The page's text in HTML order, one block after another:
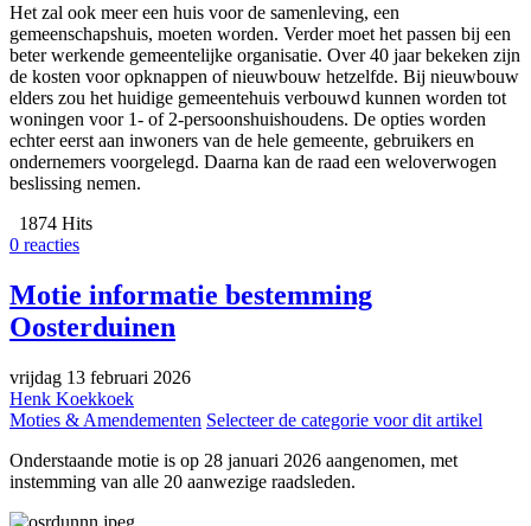
Het zal ook meer een huis voor de samenleving, een
gemeenschapshuis, moeten worden. Verder moet het passen bij een
beter werkende gemeentelijke organisatie. Over 40 jaar bekeken zijn
de kosten voor opknappen of nieuwbouw hetzelfde. Bij nieuwbouw
elders zou het huidige gemeentehuis verbouwd kunnen worden tot
woningen voor 1- of 2-persoonshuishoudens. De opties worden
echter eerst aan inwoners van de hele gemeente, gebruikers en
ondernemers voorgelegd. Daarna kan de raad een weloverwogen
beslissing nemen.
1874 Hits
0 reacties
Motie informatie bestemming
Oosterduinen
vrijdag 13 februari 2026
Henk Koekkoek
Moties & Amendementen Selecteer de categorie voor dit artikel
Onderstaande motie is op 28 januari 2026 aangenomen, met
instemming van alle 20 aanwezige raadsleden.